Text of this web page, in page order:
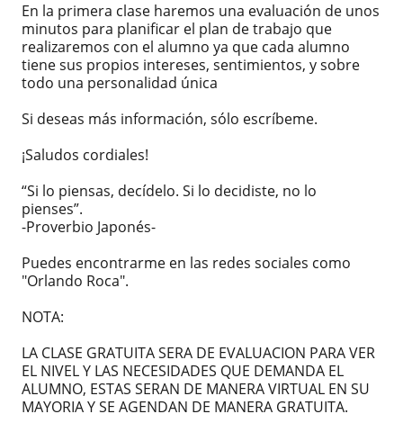
En la primera clase haremos una evaluación de unos
minutos para planificar el plan de trabajo que
realizaremos con el alumno ya que cada alumno
tiene sus propios intereses, sentimientos, y sobre
todo una personalidad única
Si deseas más información, sólo escríbeme.
¡Saludos cordiales!
“Si lo piensas, decídelo. Si lo decidiste, no lo
pienses”.
-Proverbio Japonés-
Puedes encontrarme en las redes sociales como
"Orlando Roca".
NOTA:
LA CLASE GRATUITA SERA DE EVALUACION PARA VER
EL NIVEL Y LAS NECESIDADES QUE DEMANDA EL
ALUMNO, ESTAS SERAN DE MANERA VIRTUAL EN SU
MAYORIA Y SE AGENDAN DE MANERA GRATUITA.